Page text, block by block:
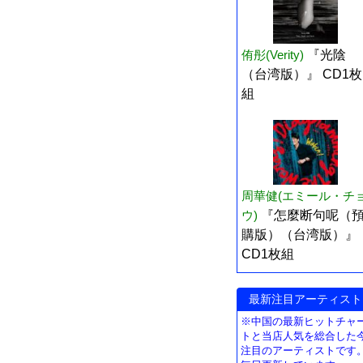
侑彤(Verity)
『光陰
（台湾版）』 CD1枚
組
周華健(エミール・チ
ウ)
『怎麼断句呢（
購版）（台湾版）』
CD1枚組
最新注目アーティスト
※中国の最新ヒットチャ
トと当店人気を総合した
注目のアーティストです。